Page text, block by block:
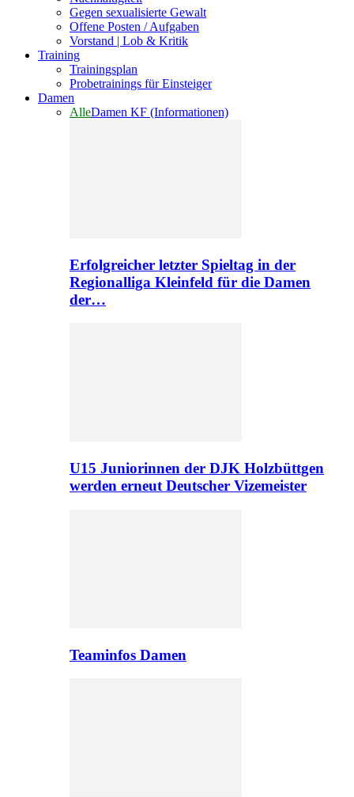
Gegen sexualisierte Gewalt
Offene Posten / Aufgaben
Vorstand | Lob & Kritik
Training
Trainingsplan
Probetrainings für Einsteiger
Damen
AlleDamen KF (Informationen)
Erfolgreicher letzter Spieltag in der
Regionalliga Kleinfeld für die Damen
der…
U15 Juniorinnen der DJK Holzbüttgen
werden erneut Deutscher Vizemeister
Teaminfos Damen